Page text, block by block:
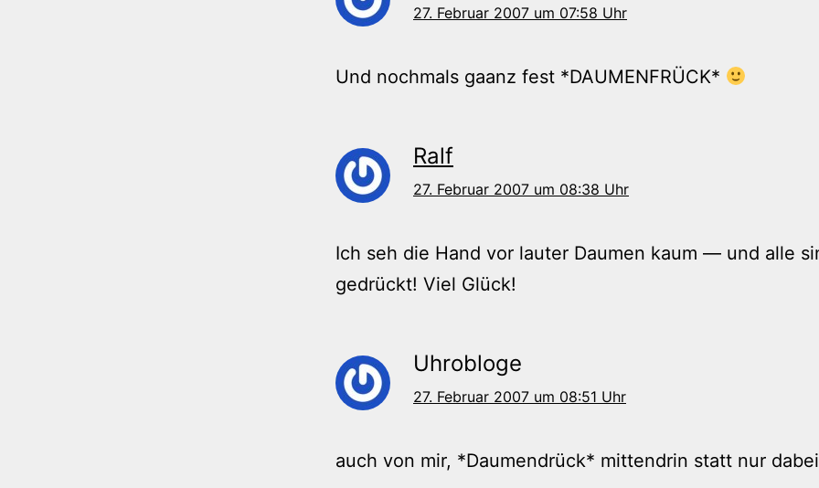
27. Februar 2007 um 07:58 Uhr
Und nochmals gaanz fest *DAUMENFRÜCK*
Ralf
27. Februar 2007 um 08:38 Uhr
Ich seh die Hand vor lauter Daumen kaum — und alle
gedrückt! Viel Glück!
Uhrobloge
27. Februar 2007 um 08:51 Uhr
auch von mir, *Daumendrück* mittendrin statt nur